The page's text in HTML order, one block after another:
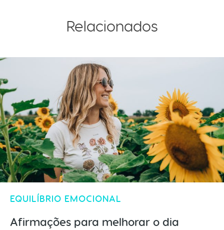
Relacionados
EQUILÍBRIO EMOCIONAL
Afirmações para melhorar o dia